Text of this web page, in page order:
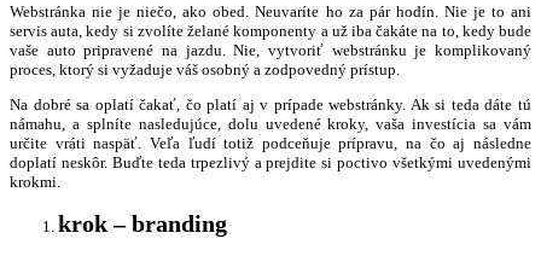
Webstránka nie je niečo, ako obed. Neuvaríte ho za pár hodín. Nie je to ani
servis auta, kedy si zvolíte želané komponenty a už iba čakáte na to, kedy bude
vaše auto pripravené na jazdu. Nie, vytvoriť webstránku je komplikovaný
proces, ktorý si vyžaduje váš osobný a zodpovedný prístup.
Na dobré sa oplatí čakať, čo platí aj v prípade webstránky. Ak si teda dáte tú
námahu, a splníte nasledujúce, dolu uvedené kroky, vaša investícia sa vám
určite vráti naspäť. Veľa ľudí totiž podceňuje prípravu, na čo aj následne
doplatí neskôr. Buďte teda trpezlivý a prejdite si poctivo všetkými uvedenými
krokmi.
krok – branding